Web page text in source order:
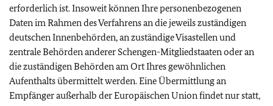
erforderlich ist. Insoweit können Ihre personenbezogenen
Daten im Rahmen des Verfahrens an die jeweils zuständigen
deutschen Innenbehörden, an zuständige Visastellen und
zentrale Behörden anderer Schengen-Mitgliedstaaten oder an
die zuständigen Behörden am Ort Ihres gewöhnlichen
Aufenthalts übermittelt werden. Eine Übermittlung an
Empfänger außerhalb der Europäischen Union findet nur statt,